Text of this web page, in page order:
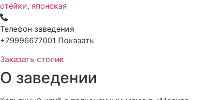
стейки, японская
Телефон заведения
+79996677001 Показать
Заказать столик
О заведении